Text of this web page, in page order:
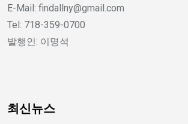
E-Mail: findallny@gmail.com
Tel: 718-359-0700
발행인: 이명석
최신뉴스